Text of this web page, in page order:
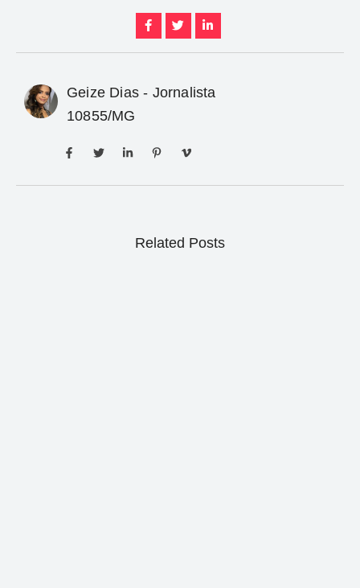
Geize Dias - Jornalista
10855/MG
Related Posts